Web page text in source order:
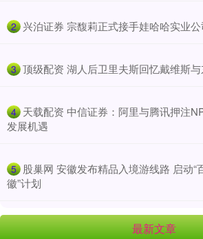
2 兴泊证券 宗馥莉正式接手娃哈哈实业公
3 顶级配资 湖人后卫里夫斯回忆戴维斯
4 天载配资 中信证券：阿里与腾讯押注
发展机遇
5 股巢网 安徽发布精品入境游线路 启动“
徽”计划
最新文章